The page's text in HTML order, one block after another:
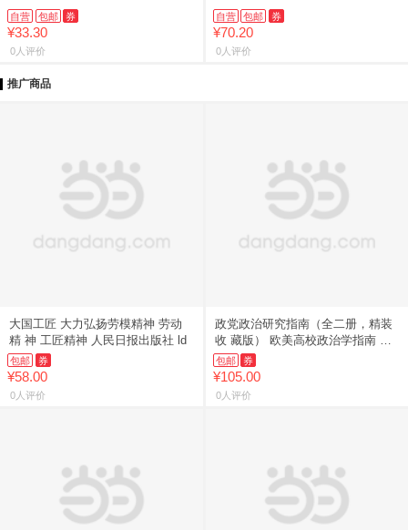
自营 包邮 券
¥33.30
0人评价
自营 包邮 券
¥70.20
0人评价
推广商品
大国工匠 大力弘扬劳模精神 劳动
精 神 工匠精神 人民日报出版社 ld
包邮 券
¥58.00
0人评价
政党政治研究指南（全二册，精装
收 藏版） 欧美高校政治学指南 ，
政
包邮 券
¥105.00
0人评价